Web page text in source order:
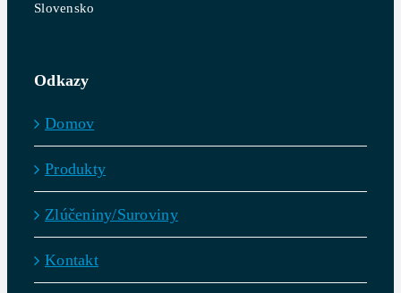
Slovensko
Odkazy
Domov
Produkty
Zlúčeniny/Suroviny
Kontakt